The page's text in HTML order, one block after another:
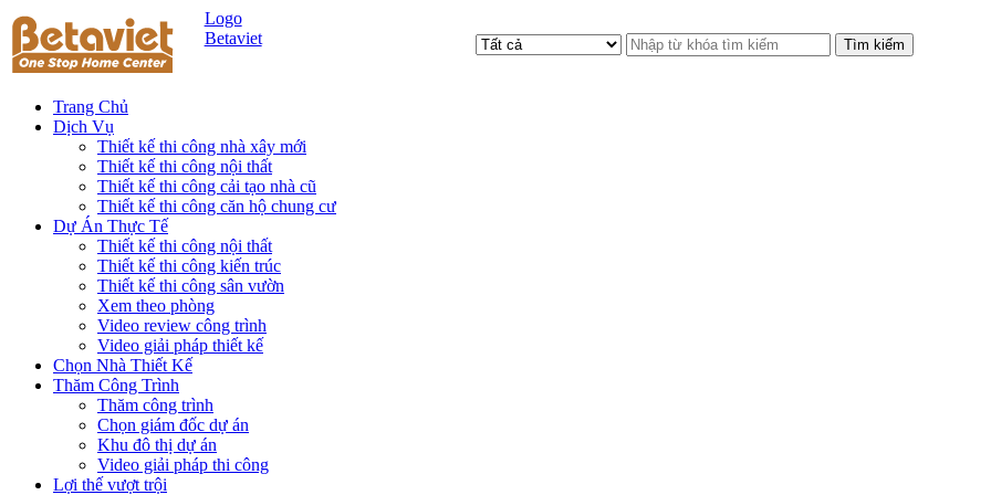
Logo
Betaviet
Trang Chủ
Dịch Vụ
Thiết kế thi công nhà xây mới
Thiết kế thi công nội thất
Thiết kế thi công cải tạo nhà cũ
Thiết kế thi công căn hộ chung cư
Dự Án Thực Tế
Thiết kế thi công nội thất
Thiết kế thi công kiến trúc
Thiết kế thi công sân vườn
Xem theo phòng
Video review công trình
Video giải pháp thiết kế
Chọn Nhà Thiết Kế
Thăm Công Trình
Thăm công trình
Chọn giám đốc dự án
Khu đô thị dự án
Video giải pháp thi công
Lợi thế vượt trội